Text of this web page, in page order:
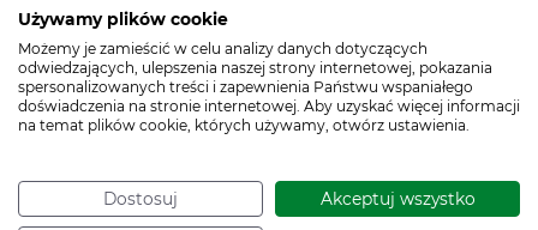
Używamy plików cookie
Możemy je zamieścić w celu analizy danych dotyczących
odwiedzających, ulepszenia naszej strony internetowej, pokazania
spersonalizowanych treści i zapewnienia Państwu wspaniałego
doświadczenia na stronie internetowej. Aby uzyskać więcej informacji
na temat plików cookie, których używamy, otwórz ustawienia.
Dostosuj Akceptuj wszystko
Edukujemy i zachęcamy do kompleksowego
dbania o zdrowie. Pamiętaj jednak, że nasze
treści, choć pisane przez ekspertów, nie mogą
zastąpić wizyty u lekarza ani być podstawą do
podejmowania leczenia na własną rękę.
lub sugestie,napisz do nas. O poradę w sprawie
leków możesz też zapytać farmaceutę na czacie